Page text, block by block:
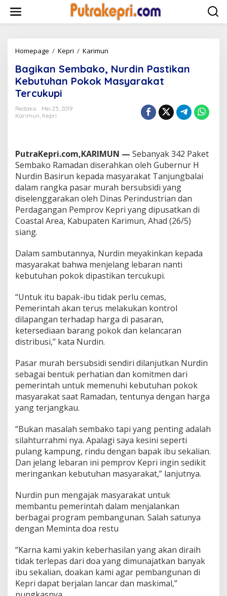
w
Homepage / Kepri / Karimun
g
i
k
a
o
,
N
u
r
d
i
a
s
t
i
a
n
K
e
b
u
h
a
n
P
o
k
M
a
s
y
a
k
a
t
r
c
u
k
Bagikan Sembako, Nurdin Pastikan
Kebutuhan Pokok Masyarakat
Tercukupi
Redaksi
Mei 25, 2019
Karimun, Kepri
PutraKepri.com,KARIMUN — Sebanyak 342 Paket
Sembako Ramadan diserahkan oleh Gubernur H
Nurdin Basirun kepada masyarakat Tanjungbalai
dalam rangka pasar murah bersubsidi yang
diselenggarakan oleh Dinas Perindustrian dan
Perdagangan Pemprov Kepri yang dipusatkan di
Coastal Area, Kabupaten Karimun, Ahad (26/5)
siang.
Dalam sambutannya, Nurdin meyakinkan kepada
masyarakat bahwa menjelang lebaran nanti
kebutuhan pokok dipastikan tercukupi.
“Untuk itu bapak-ibu tidak perlu cemas,
Pemerintah akan terus melakukan kontrol
dilapangan terhadap harga di pasaran,
ketersediaan barang pokok dan kelancaran
distribusi,” kata Nurdin.
Pasar murah bersubsidi sendiri dilanjutkan Nurdin
sebagai bentuk perhatian dan komitmen dari
pemerintah untuk memenuhi kebutuhan pokok
masyarakat saat Ramadan, tentunya dengan harga
yang terjangkau.
“Bukan masalah sembako tapi yang penting adalah
silahturrahmi nya. Apalagi saya kesini seperti
pulang kampung, rindu dengan bapak ibu sekalian.
Dan jelang lebaran ini pemprov Kepri ingin sedikit
meringankan kebutuhan masyarakat,” lanjutnya.
Nurdin pun mengajak masyarakat untuk
membantu pemerintah dalam menjalankan
berbagai program pembangunan. Salah satunya
dengan Meminta doa restu
“Karna kami yakin keberhasilan yang akan diraih
tidak terlepas dari doa yang dimunajatkan banyak
ibu sekalian, doakan kami agar pembangunan di
Kepri dapat berjalan lancar dan maskimal,”